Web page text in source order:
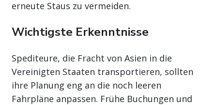
erneute Staus zu vermeiden.
Wichtigste Erkenntnisse
Spediteure, die Fracht von Asien in die
Vereinigten Staaten transportieren, sollten
ihre Planung eng an die noch leeren
Fahrpläne anpassen. Frühe Buchungen und